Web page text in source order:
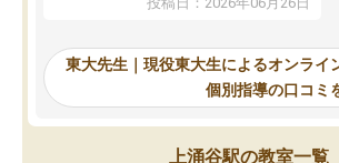
応を示します。東大先生にお願いして
れるので、親としても安心です。毎日
使える自習室とかもあり、わからない
ところがあれば先生が回答してくれる
のも重宝しています。
東大先生｜現役東大生によるオンライ
個別指導の口コミ
上涌谷駅の教室一覧